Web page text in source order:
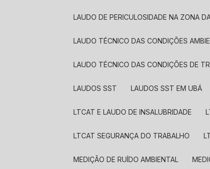
LAUDO DE PERICULOSIDADE NA ZONA
LAUDO TÉCNICO DAS CONDIÇÕES
LAUDO TÉCNICO DAS CONDIÇÕES DE
LAUDOS SST​ LAUDOS SST​ EM UBÁ
LTCAT E LAUDO DE INSALUBRIDADE
LTCAT SEGURANÇA DO TRABALHO
MEDIÇÃO DE RUÍDO AMBIENTAL